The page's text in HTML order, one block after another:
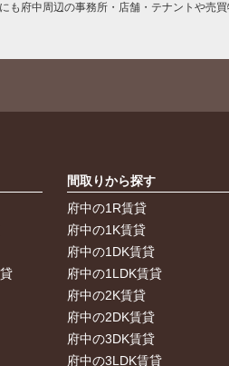
府中周辺の事務所・店舗・テナントや売
間取りから探す
府中の1R賃貸
府中の1K賃貸
府中の1DK賃貸
府中の1LDK賃貸
府中の2K賃貸
府中の2DK賃貸
府中の3DK賃貸
府中の3LDK賃貸